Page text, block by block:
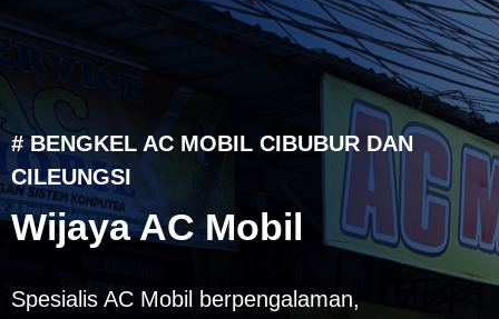
# BENGKEL AC MOBIL CIBUBUR DAN
CILEUNGSI
Wijaya AC Mobil
Spesialis AC Mobil berpengalaman,